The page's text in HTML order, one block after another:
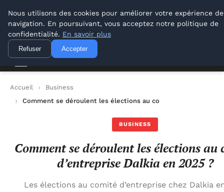
Lyon Photos
Lyon Photos
Accueil
Business
Comment se déroulent les élections au comité d’entreprise
BUSINESS
Comment se déroulent les élections au
d’entreprise Dalkia en 2025 ?
Les élections au comité d’entreprise chez Dalkia
Nous utilisons des cookies pour améliorer votre expérience de
navigation. En poursuivant, vous acceptez notre politique de
confidentialité. En savoir plus
Refuser Accepter